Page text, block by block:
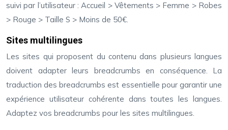
suivi par l’utilisateur : Accueil > Vêtements > Femme > Robes
> Rouge > Taille S > Moins de 50€.
Sites multilingues
Les sites qui proposent du contenu dans plusieurs langues
doivent adapter leurs breadcrumbs en conséquence. La
traduction des breadcrumbs est essentielle pour garantir une
expérience utilisateur cohérente dans toutes les langues.
Adaptez vos breadcrumbs pour les sites multilingues.